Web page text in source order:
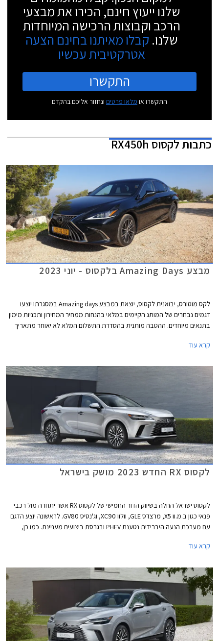
שלנו ייעוץ חינם, הכירו את מבצעי
הרכב וקבוצות הרכישה המיוחדות
שלנו. קבלו מאיתנו בחינם הצעה
אטרקטיבית עכשיו
התקשרו
התקשרו או מלאו פרטים ונחזור אליכם בהקדם
כתבותלקסוס RX450h
מבצע Amazing Days בלקסוס - יוני 2023
לקס מוטורס, יבואנית לקסוס, יוצאת במבצע Amazing days במסגרתו יוצעו
דגמים נבחרים של המותג הקיימים במלאי בהנחות ממחיר המחירון ותכניות מימון
בתנאים מיוחדים. ההטבה מותנית בהסדרת התשלום המלא לא יאוחר מתאריך
14-16 ביוני או עד גמר המלאי.
קרא עוד
לקסוס RX החדש 2023 מושק בישראל
לקסוס ישראל החלה בשיווק הדור החמישי של לקסוס RX אשר יתחרה מול רכבי
פנאי כגון ב.מ.וו X5, מרצדס GLE, וולוו XC90, וג'נסיס GV80. לראשונה יוצע הדגם
עם מערכת הנעה היברידית נטענת PHEV ובגרסת ביצועים מעניינת. כמו כן,
קרא עוד